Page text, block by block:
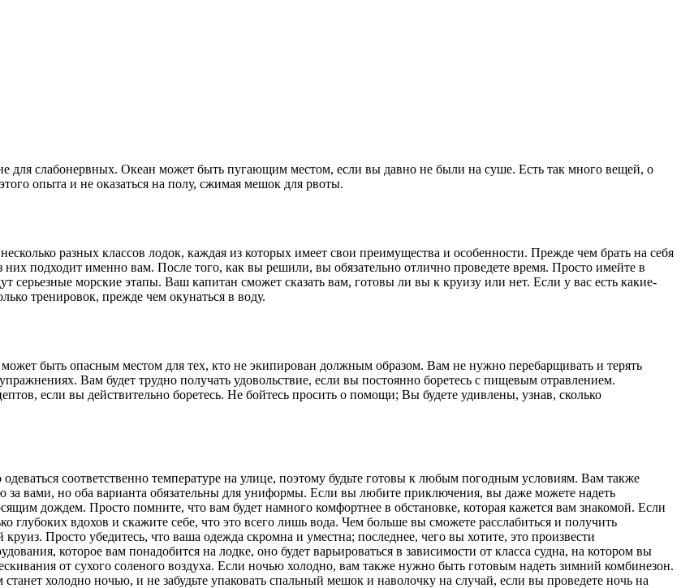
для слабонервных. Океан может быть пугающим местом, если вы давно не были на суше. Есть так много вещей, о
опыта и не оказаться на полу, сжимая мешок для рвоты.
разных классов лодок, каждая из которых имеет свои преимущества и особенности. Прежде чем брать на себя
них подходит именно вам. После того, как вы решили, вы обязательно отлично проведете время. Просто имейте в
серьезные морские этапы. Ваш капитан сможет сказать вам, готовы ли вы к круизу или нет. Если у вас есть какие-
тренировок, прежде чем окунаться в воду.
быть опасным местом для тех, кто не экипирован должным образом. Вам не нужно перебарщивать и терять
Вам будет трудно получать удовольствие, если вы постоянно боретесь с пищевым отравлением.
если вы действительно боретесь. Не бойтесь просить о помощи; Вы будете удивлены, узнав, сколько
соответственно температуре на улице, поэтому будьте готовы к любым погодным условиям. Вам также
вами, но оба варианта обязательны для униформы. Если вы любите приключения, вы даже можете надеть
дождем. Просто помните, что вам будет намного комфортнее в обстановке, которая кажется вам знакомой. Если
глубоких вдохов и скажите себе, что это всего лишь вода. Чем больше вы сможете расслабиться и получить
Просто убедитесь, что ваша одежда скромна и уместна; последнее, чего вы хотите, это произвести
которое вам понадобится на лодке, оно будет варьироваться в зависимости от класса судна, на котором вы
от сухого соленого воздуха. Если ночью холодно, вам также нужно быть готовым надеть зимний комбинезон.
холодно ночью, и не забудьте упаковать спальный мешок и наволочку на случай, если вы проведете ночь на